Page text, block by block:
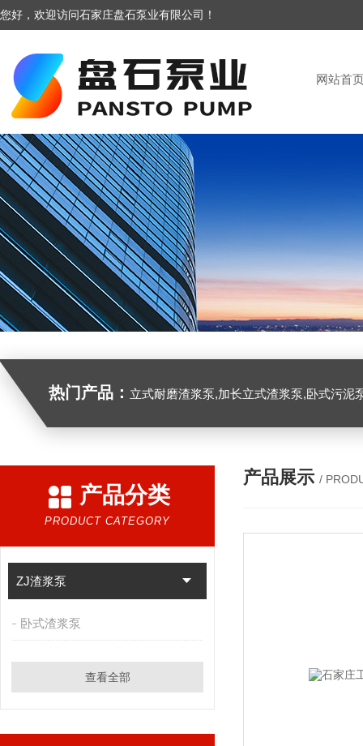
您好，欢迎访问石家庄盘石泵业有限公司！
网站首
热门产品： 立式耐磨渣浆泵,加长立式渣浆泵,卧式污泥
产品分类
PRODUCT CATEGORY
ZJ渣浆泵
卧式渣浆泵
查看全部
产品展示 /